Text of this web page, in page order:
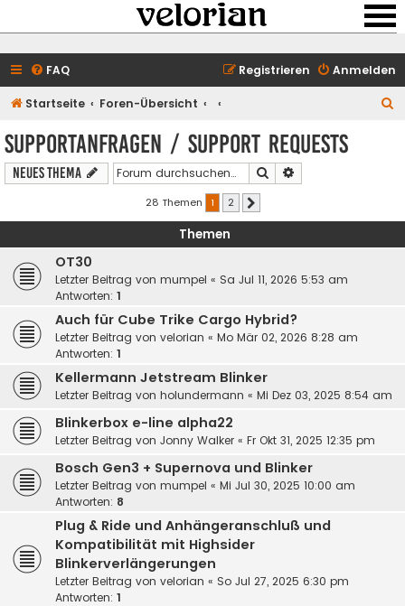
FAQ Anmelden
Registrieren
Startseite Foren-Übersicht
Supportanfragen / support requests
Neues Thema Suche
28 Themen 1 2
Themen
OT30
Letzter Beitrag von mumpel « Sa Jul 11, 2026 5:53 am
Antworten: 1
Auch für Cube Trike Cargo Hybrid?
Letzter Beitrag von velorian « Mo Mär 02, 2026 8:28 am
Antworten: 1
Kellermann Jetstream Blinker
Letzter Beitrag von holundermann « Mi Dez 03, 2025 8:54 am
Blinkerbox e-line alpha22
Letzter Beitrag von Jonny Walker « Fr Okt 31, 2025 12:35 pm
Bosch Gen3 + Supernova und Blinker
Letzter Beitrag von mumpel « Mi Jul 30, 2025 10:00 am
Antworten: 8
Plug & Ride und Anhängeranschluß und
Kompatibilität mit Highsider
Blinkerverlängerungen
Letzter Beitrag von velorian « So Jul 27, 2025 6:30 pm
Antworten: 1